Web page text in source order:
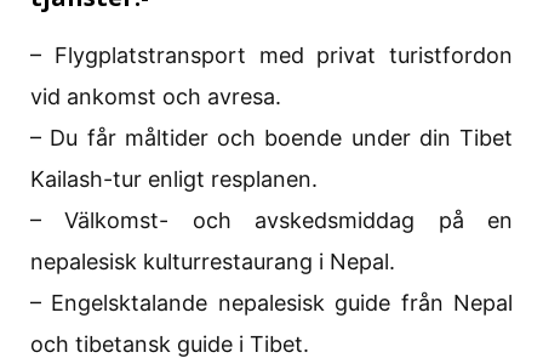
– Flygplatstransport med privat turistfordon
vid ankomst och avresa.
– Du får måltider och boende under din Tibet
Kailash-tur enligt resplanen.
– Välkomst- och avskedsmiddag på en
nepalesisk kulturrestaurang i Nepal.
– Engelsktalande nepalesisk guide från Nepal
och tibetansk guide i Tibet.